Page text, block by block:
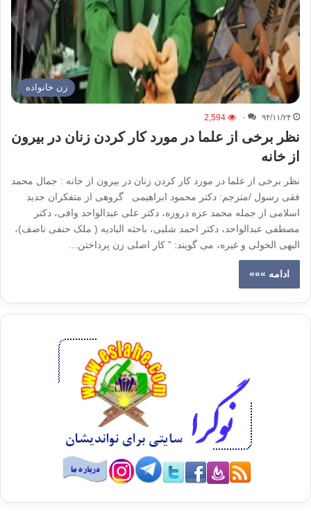
زن خانواده
۹۴/۱۱/۲۴ ۰ 2,594
نظر برخی از علما در مورد کار کردن زنان در بیرون
از خانه
نظر برخی از علما در مورد کار کردن زنان در بیرون از خانه : جمال محمد
فقی رسول /مترجم: دکتر محمود ابراهیمی گروهی از متفکران جدید
اسلامی از جمله محمد عزه دروزه، دکتر علی عبدالواحد وافی، دکتر
مصطفی عبدالواحد، دکتر احمد شلبی، باحثه البادیه ( ملک حنفی ناصف)،
البهی الخولی و غیره، می گویند: ” کار اصلی زن پرداختن…
ادامه »»»